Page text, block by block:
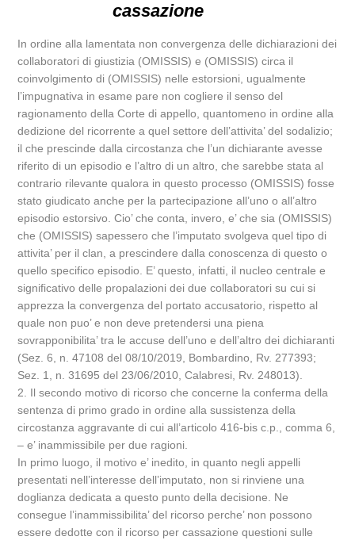
cassazione
In ordine alla lamentata non convergenza delle dichiarazioni dei
collaboratori di giustizia (OMISSIS) e (OMISSIS) circa il
coinvolgimento di (OMISSIS) nelle estorsioni, ugualmente
l’impugnativa in esame pare non cogliere il senso del
ragionamento della Corte di appello, quantomeno in ordine alla
dedizione del ricorrente a quel settore dell’attivita’ del sodalizio;
il che prescinde dalla circostanza che l’un dichiarante avesse
riferito di un episodio e l’altro di un altro, che sarebbe stata al
contrario rilevante qualora in questo processo (OMISSIS) fosse
stato giudicato anche per la partecipazione all’uno o all’altro
episodio estorsivo. Cio’ che conta, invero, e’ che sia (OMISSIS)
che (OMISSIS) sapessero che l’imputato svolgeva quel tipo di
attivita’ per il clan, a prescindere dalla conoscenza di questo o
quello specifico episodio. E’ questo, infatti, il nucleo centrale e
significativo delle propalazioni dei due collaboratori su cui si
apprezza la convergenza del portato accusatorio, rispetto al
quale non puo’ e non deve pretendersi una piena
sovrapponibilita’ tra le accuse dell’uno e dell’altro dei dichiaranti
(Sez. 6, n. 47108 del 08/10/2019, Bombardino, Rv. 277393;
Sez. 1, n. 31695 del 23/06/2010, Calabresi, Rv. 248013).
2. Il secondo motivo di ricorso che concerne la conferma della
sentenza di primo grado in ordine alla sussistenza della
circostanza aggravante di cui all’articolo 416-bis c.p., comma 6,
– e’ inammissibile per due ragioni.
In primo luogo, il motivo e’ inedito, in quanto negli appelli
presentati nell’interesse dell’imputato, non si rinviene una
doglianza dedicata a questo punto della decisione. Ne
consegue l’inammissibilita’ del ricorso perche’ non possono
essere dedotte con il ricorso per cassazione questioni sulle